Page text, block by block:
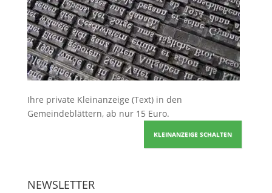
Ihre private Kleinanzeige (Text) in den
Gemeindeblättern, ab nur 15 Euro.
KLEINANZEIGE SCHALTEN
NEWSLETTER